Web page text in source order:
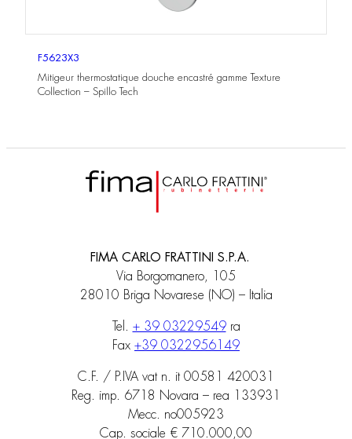
F5623X3
Mitigeur thermostatique douche encastré gamme Texture
Collection – Spillo Tech
FIMA CARLO FRATTINI S.P.A.
Via Borgomanero, 105
28010 Briga Novarese (NO) – Italia
Tel. + 39 03229549ra
Fax +39 0322956149
C.F. / P.IVA vat n. it 00581 420031
Reg. imp. 6718 Novara – rea 133931
Mecc. no005923
Cap. sociale € 710.000,00